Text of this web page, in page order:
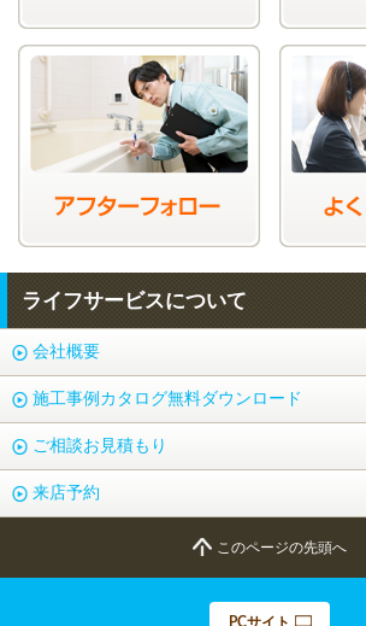
ライフサービスについて
会社概要
施工事例カタログ無料ダウンロード
ご相談お見積もり
来店予約
このページの先頭へ
PCサイト